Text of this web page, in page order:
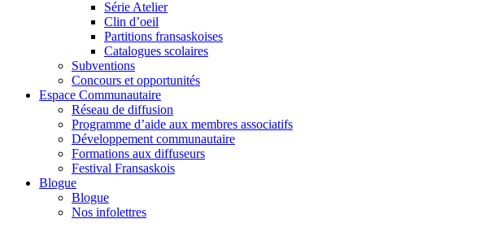
Série Atelier
Clin d’oeil
Partitions fransaskoises
Catalogues scolaires
Subventions
Concours et opportunités
Espace Communautaire
Réseau de diffusion
Programme d’aide aux membres associatifs
Développement communautaire
Formations aux diffuseurs
Festival Fransaskois
Blogue
Blogue
Nos infolettres